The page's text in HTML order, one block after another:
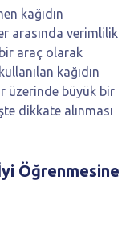
kağıdın
arasında verimlilik
araç olarak
kağıdın
üzerinde büyük bir
dikkate alınması
Öğrenmesine